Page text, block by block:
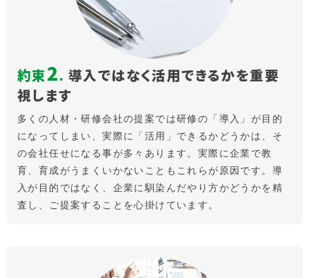
約束2. 導入ではなく活用できるかを重要
視します
多くの人材・研修会社の提案では研修の「導入」が目的
になってしまい、実際に「活用」できるかどうかは、そ
の会社任せになる事が多々あります。実際に企業で教
育、育成がうまくいかないこともこれらが原因です。導
入が目的ではなく、企業に馴染んだやり方かどうかを精
査し、ご提案することを心掛けています。